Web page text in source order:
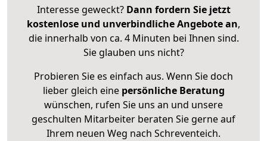
Interesse geweckt? Dann fordern Sie jetzt
kostenlose und unverbindliche Angebote an,
die innerhalb von ca. 4 Minuten bei Ihnen sind.
Sie glauben uns nicht?
Probieren Sie es einfach aus. Wenn Sie doch
lieber gleich eine persönliche Beratung
wünschen, rufen Sie uns an und unsere
geschulten Mitarbeiter beraten Sie gerne auf
Ihrem neuen Weg nach Schreventeich.